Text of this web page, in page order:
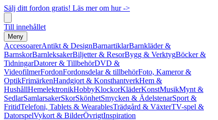
Sälj ditt fordon gratis! Läs mer om hur ->
Till innehållet
Meny
AccessoarerAntikt & DesignBarnartiklarBarnkläder &
BarnskorBarnleksakerBiljetter & ResorBygg & VerktygBöcker &
TidningarDatorer & TillbehörDVD &
VideofilmerFordonFordonsdelar & tillbehörFoto, Kameror &
OptikFrimärkenHandgjort & KonsthantverkHem &
HushållHemelektronikHobbyKlockorKläderKonstMusikMynt &
SedlarSamlarsakerSkorSkönhetSmycken & ÄdelstenarSport &
FritidTelefoni, Tablets & WearablesTrädgård & VäxterTV-spel &
DatorspelVykort & BilderÖvrigtInspiration